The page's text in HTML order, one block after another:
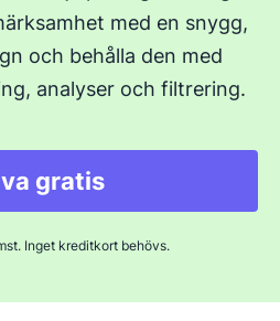
med en snygg,
och behålla den med
analyser och filtrering.
gratis
Inget kreditkort behövs.